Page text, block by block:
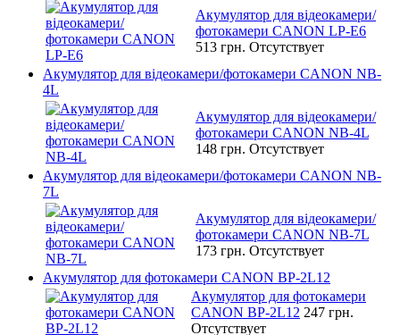
Акумулятор для відеокамери/
фотокамери CANON LP-E6
513 грн. Отсутствует
Акумулятор для відеокамери/фотокамери CANON NB-
4L
Акумулятор для відеокамери/
фотокамери CANON NB-4L
148 грн. Отсутствует
Акумулятор для відеокамери/фотокамери CANON NB-
7L
Акумулятор для відеокамери/
фотокамери CANON NB-7L
173 грн. Отсутствует
Акумулятор для фотокамери CANON BP-2L12
Акумулятор для фотокамери
CANON BP-2L12 247 грн.
Отсутствует